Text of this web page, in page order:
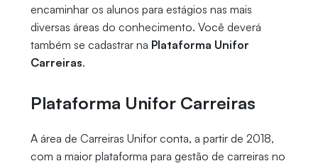
encaminhar os alunos para estágios nas mais
diversas áreas do conhecimento. Você deverá
também se cadastrar na Plataforma Unifor
Carreiras.
Plataforma Unifor Carreiras
A área de Carreiras Unifor conta, a partir de 2018,
com a maior plataforma para gestão de carreiras no